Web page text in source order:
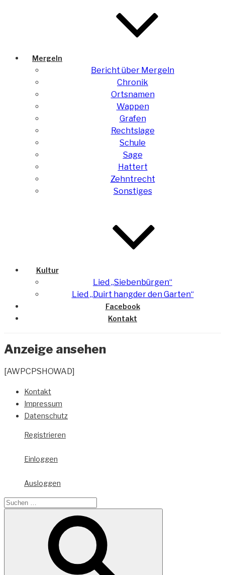
Mergeln
Bericht über Mergeln
Chronik
Ortsnamen
Wappen
Grafen
Rechtslage
Schule
Sage
Hattert
Zehntrecht
Sonstiges
Kultur
Lied „Siebenbürgen“
Lied „Duirt hangder den Garten“
Facebook
Kontakt
Anzeige ansehen
[AWPCPSHOWAD]
Kontakt
Impressum
Datenschutz
Registrieren
Einloggen
Ausloggen
Suche